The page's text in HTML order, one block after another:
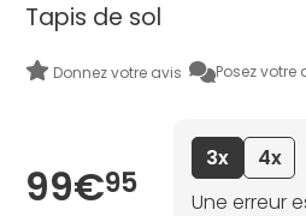
Tapis de sol
Donnez votre avis Posez votre
99€95
3x
4x
Une erreur